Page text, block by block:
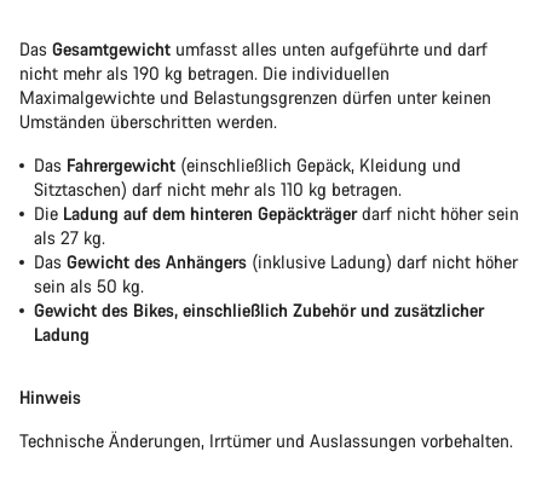
Das Gesamtgewicht umfasst alles unten aufgeführte und darf
nicht mehr als 190 kg betragen. Die individuellen
Maximalgewichte und Belastungsgrenzen dürfen unter keinen
Umständen überschritten werden.
Das Fahrergewicht (einschließlich Gepäck, Kleidung und
Sitztaschen) darf nicht mehr als 110 kg betragen.
Die Ladung auf dem hinteren Gepäckträgerdarf nicht höher sein
als 27 kg.
Das Gewicht des Anhängers (inklusive Ladung) darf nicht höher
sein als 50 kg.
Gewicht des Bikes, einschließlich Zubehör und zusätzlicher
Ladung
Hinweis
Technische Änderungen, Irrtümer und Auslassungen vorbehalten.